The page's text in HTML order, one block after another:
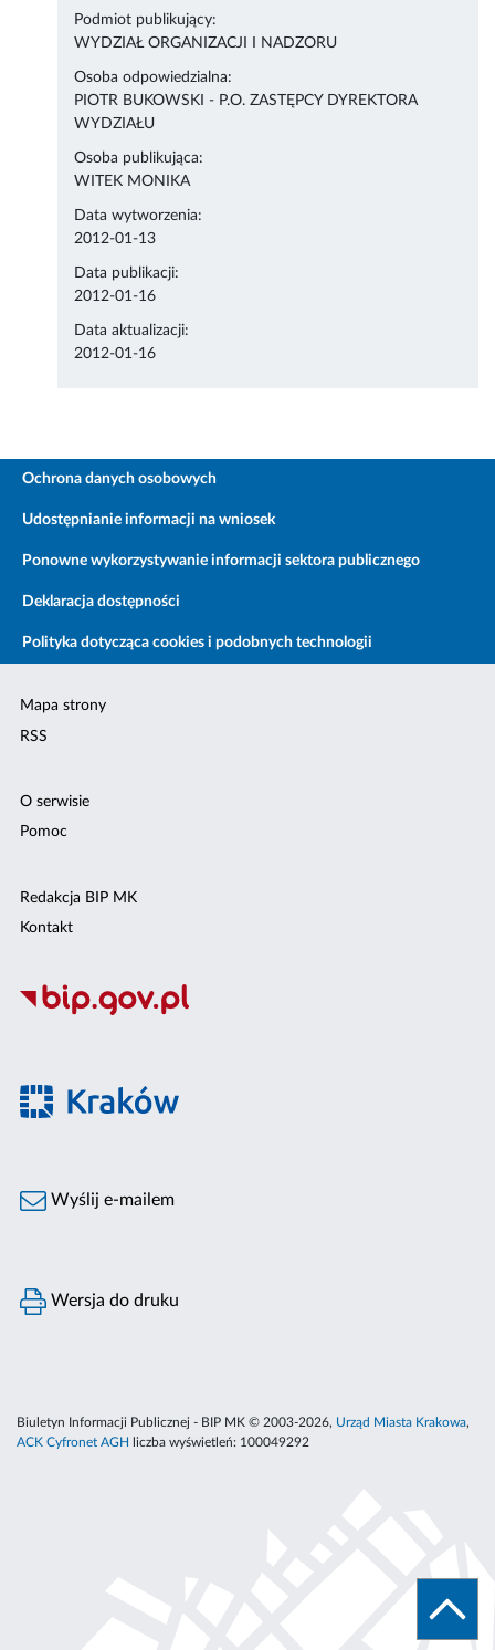
Podmiot publikujący:
WYDZIAŁ ORGANIZACJI I NADZORU
Osoba odpowiedzialna:
PIOTR BUKOWSKI - P.O. ZASTĘPCY DYREKTORA
WYDZIAŁU
Osoba publikująca:
WITEK MONIKA
Data wytworzenia:
2012-01-13
Data publikacji:
2012-01-16
Data aktualizacji:
2012-01-16
Ochrona danych osobowych
Udostępnianie informacji na wniosek
Ponowne wykorzystywanie informacji sektora publicznego
Deklaracja dostępności
Polityka dotycząca cookies i podobnych technologii
Mapa strony
RSS
O serwisie
Pomoc
Redakcja BIP MK
Kontakt
Wyślij e-mailem
Wersja do druku
Biuletyn Informacji Publicznej - BIP MK © 2003-2026, Urząd Miasta Krakowa,
ACK Cyfronet AGH
liczba wyświetleń: 100049292